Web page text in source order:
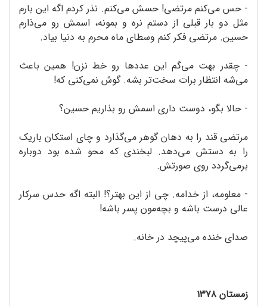
- حس می‌کنم مرتضی! حسش می‌کنم. نذر کردم اگه این بارم
مثل دو بار قبلی از دستم نره و بمونه، اسمش رو می‌ذارم
حسین. مرتضی فکر کنم وسطای ماه محرم به دنیا بیاد.
- چقدر بهت می‌گم این عددها رو خط نزن! همین باعث
می‌شه انتظار برات سخت‌تر بشه. گوش نمی‌کنی که!
- حالا بگو، دوست داری اسمش رو بذاریم حسین؟
مرتضی قند را به دهان گوهر می‌گذارد و چای استکان باریک
را به دستش می‌دهد. لبخندی که محو شده بود دوباره
برمی‌گردد روی صورتش.
- معلومه، از خدامه. چی از این بهتر؟! البته اگه حدس سرکار
عالی درست باشه و بچه‌مون پسر باشه!
صدای خنده می‌پیچد در خانه.
زمستان ۱۳۷۸